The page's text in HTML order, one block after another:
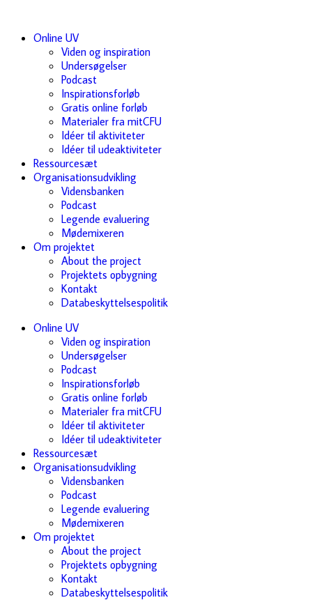
Online UV
Viden og inspiration
Undersøgelser
Podcast
Inspirationsforløb
Gratis online forløb
Materialer fra mitCFU
Idéer til aktiviteter
Idéer til udeaktiviteter
Ressourcesæt
Organisationsudvikling
Vidensbanken
Podcast
Legende evaluering
Mødemixeren
Om projektet
About the project
Projektets opbygning
Kontakt
Databeskyttelsespolitik
Online UV
Viden og inspiration
Undersøgelser
Podcast
Inspirationsforløb
Gratis online forløb
Materialer fra mitCFU
Idéer til aktiviteter
Idéer til udeaktiviteter
Ressourcesæt
Organisationsudvikling
Vidensbanken
Podcast
Legende evaluering
Mødemixeren
Om projektet
About the project
Projektets opbygning
Kontakt
Databeskyttelsespolitik